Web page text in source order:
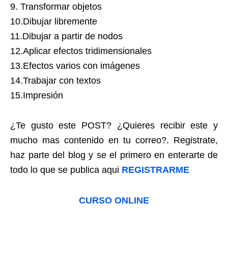
9. Transformar objetos
10.Dibujar libremente
11.Dibujar a partir de nodos
12.Aplicar efectos tridimensionales
13.Efectos varios con imágenes
14.Trabajar con textos
15.Impresión
¿Te gusto este POST? ¿Quieres recibir este y
mucho mas contenido en tu correo?. Registrate,
haz parte del blog y se el primero en enterarte de
todo lo que se publica aqui REGISTRARME
CURSO ONLINE